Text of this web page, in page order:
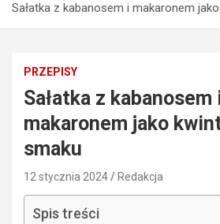
Sałatka z kabanosem i makaronem
PRZEPISY
Sałatka z kabanosem
makaronem jako
smaku
12 stycznia 2024 Redakcja
Spis treści